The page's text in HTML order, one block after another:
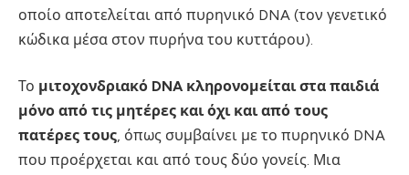
οποίο αποτελείται από πυρηνικό DNA (τον γενετικό
κώδικα μέσα στον πυρήνα του κυττάρου).
Το μιτοχονδριακό DNA κληρονομείται στα παιδιά
μόνο από τις μητέρες και όχι και από τους
πατέρες τους, όπως συμβαίνει με το πυρηνικό DNA
που προέρχεται και από τους δύο γονείς. Μια